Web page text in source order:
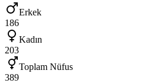
Erkek
186
Kadın
203
Toplam Nüfus
389